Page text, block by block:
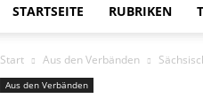
STARTSEITE RUBRIKEN
Start Aus den Verbänden
Aus den Verbänden